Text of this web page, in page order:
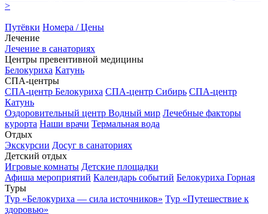
>
Путёвки Номера / Цены
Лечение
Лечение в санаториях
Центры превентивной медицины
Белокуриха Катунь
СПА-центры
СПА-центр Белокуриха СПА-центр Сибирь СПА-центр
Катунь
Оздоровительный центр Водный мир Лечебные факторы
курорта Наши врачи Термальная вода
Отдых
Экскурсии Досуг в санаториях
Детский отдых
Игровые комнаты Детские площадки
Афиша мероприятий Календарь событий Белокуриха Горная
Туры
Тур «Белокуриха — сила источников» Тур «Путешествие к
здоровью»